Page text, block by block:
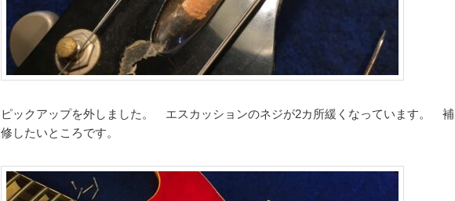
ピックアップを外しました。 エスカッションのネジが2カ所緩くなっています。 補
修したいところです。